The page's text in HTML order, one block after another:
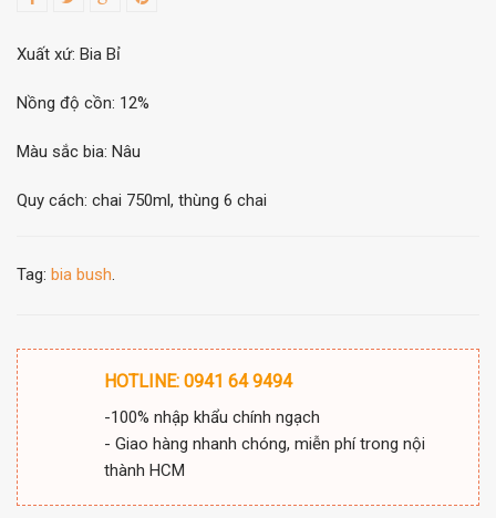
Xuất xứ: Bia Bỉ
Nồng độ cồn: 12%
Màu sắc bia: Nâu
Quy cách: chai 750ml, thùng 6 chai
Tag: bia bush.
HOTLINE: 0941 64 9494
-100% nhập khẩu chính ngạch
- Giao hàng nhanh chóng, miễn phí trong nội
thành HCM